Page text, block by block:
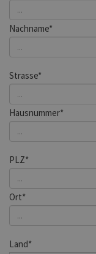
Nachname*
Strasse*
Hausnummer*
PLZ*
Ort*
Land*